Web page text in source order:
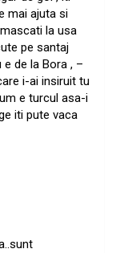
mai ajuta si
la usa
pe santaj
de la Bora , –
i-ai insiruit tu
e turcul asa-i
iti pute vaca